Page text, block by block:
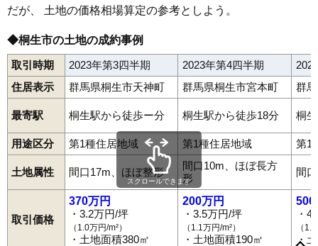
だが、 土地の価格相場算定の参考としよう。
◆桐生市の土地の成約事例
取引時期 2023年第3四半期 2023年第4四半期
住居表示
群馬県桐生市天神町 群馬県桐生市宮本町 群
最寄駅 桐生駅から徒歩ー分 桐生駅から徒歩18分 桐
用途区分 第1種住居地域 第1種住居地域 第1
土地属性 間口17m、ほぼ整形
間口10m、ほぼ長方
形
間
取引価格
370万円
・3.2万円/坪
（1.0万円/m²）
・土地面積380㎡
200万円
・3.5万円/坪
（1.1万円/m²）
・土地面積190㎡
500
・
（
・
スクロールできます
梅田町川内町清瀬町 黒保根町下田沢黒保根町宿廻